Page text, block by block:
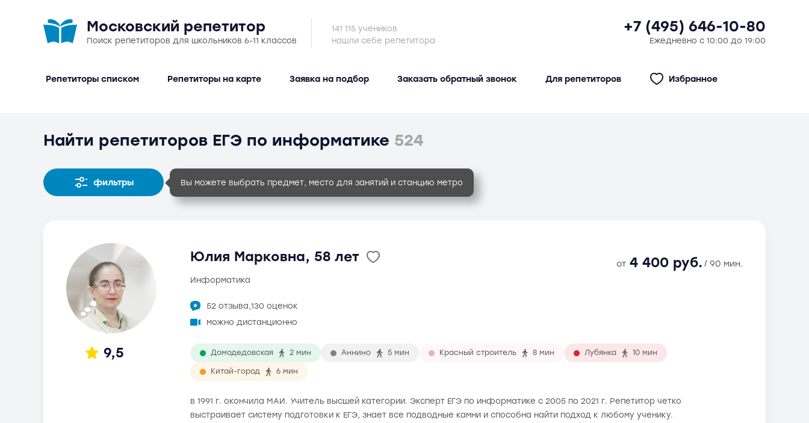
Московский репетитор +7 (495) 646-10-80
Поиск репетиторов для школьников 6-11 классов Ежедневно с 10:00 до 19:00
141 115 учеников
нашли себе репетитора
Репетиторы списком Репетиторы на карте Заявка на подбор Заказать обратный звонок Для репетиторов Избранное
Найти репетиторов ЕГЭ по информатике 524
фильтры Вы можете выбрать предмет, место для занятий и станцию метро
9,5
Юлия Марковна, 58 лет от 4 400 руб. / 90 мин.
информатика
52 отзыва,130 оценок
можно дистанционно
Домодедовская 2 мин Аннино 5 мин Красный строитель 8 мин Лубянка 10 мин
Китай-город 6 мин
в 1991 г. окончила МАИ. Учитель высшей категории. Эксперт ЕГЭ по информатике с 2005 по 2021 г. Репетитор четко
выстраивает систему подготовки к ЕГЭ, знает все подводные камни и способна найти подход к любому ученику.